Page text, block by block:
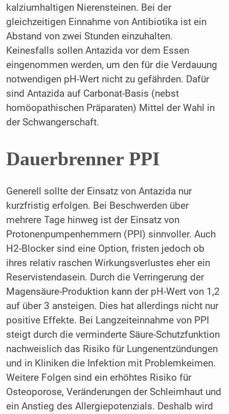
kalziumhaltigen Nierensteinen. Bei der
gleichzeitigen Einnahme von Antibiotika ist ein
Abstand von zwei Stunden einzuhalten.
Keinesfalls sollen Antazida vor dem Essen
eingenommen werden, um den für die Verdauung
notwendigen pH-Wert nicht zu gefährden. Dafür
sind Antazida auf Carbonat-Basis (nebst
homöopathischen Präparaten) Mittel der Wahl in
der Schwangerschaft.
Dauerbrenner PPI
Generell sollte der Einsatz von Antazida nur
kurzfristig erfolgen. Bei Beschwerden über
mehrere Tage hinweg ist der Einsatz von
Protonenpumpenhemmern (PPI) sinnvoller. Auch
H2-Blocker sind eine Option, fristen jedoch ob
ihres relativ raschen Wirkungsverlustes eher ein
Reservistendasein. Durch die Verringerung der
Magensäure-Produktion kann der pH-Wert von 1,2
auf über 3 ansteigen. Dies hat allerdings nicht nur
positive Effekte. Bei Langzeiteinnahme von PPI
steigt durch die verminderte Säure-Schutzfunktion
nachweislich das Risiko für Lungenentzündungen
und in Kliniken die Infektion mit Problemkeimen.
Weitere Folgen sind ein erhöhtes Risiko für
Osteoporose, Veränderungen der Schleimhaut und
ein Anstieg des Allergiepotenzials. Deshalb wird